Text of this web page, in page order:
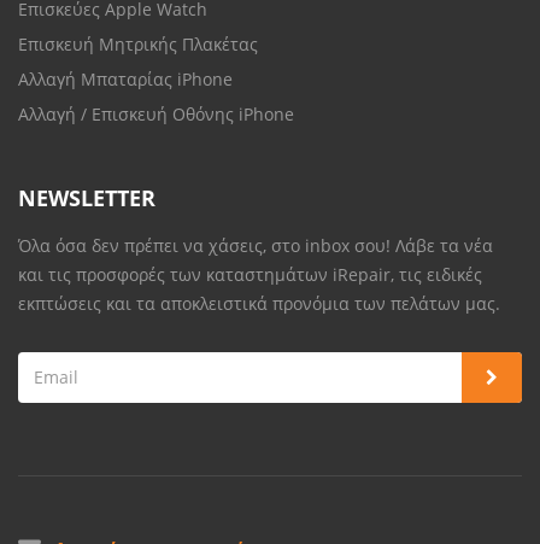
Επισκεύες Apple Watch
Επισκευή Μητρικής Πλακέτας
Αλλαγή Μπαταρίας iPhone
Αλλαγή / Επισκευή Οθόνης iPhone
NEWSLETTER
Όλα όσα δεν πρέπει να χάσεις, στο inbox σου! Λάβε τα νέα
και τις προσφορές των καταστημάτων iRepair, τις ειδικές
εκπτώσεις και τα αποκλειστικά προνόμια των πελάτων μας.